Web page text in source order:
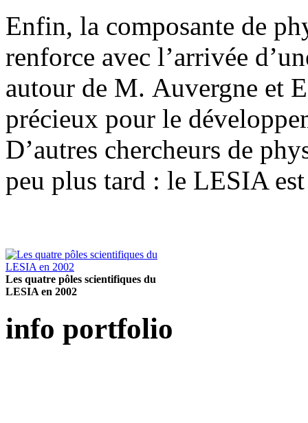
Enfin, la composante de
renforce avec l’arrivée
autour de M. Auvergne et
précieux pour le
D’autres chercheurs de
peu plus tard : le LESIA
Les quatre pôles scientifiques du
LESIA en 2002
info portfolio